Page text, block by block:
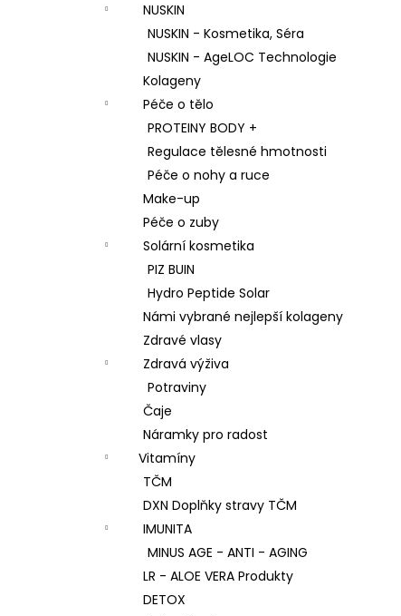
NUSKIN
NUSKIN - Kosmetika, Séra
NUSKIN - AgeLOC Technologie
Kolageny
Péče o tělo
PROTEINY BODY +
Regulace tělesné hmotnosti
Péče o nohy a ruce
Make-up
Péče o zuby
Solární kosmetika
PIZ BUIN
Hydro Peptide Solar
Námi vybrané nejlepší kolageny
Zdravé vlasy
Zdravá výživa
Potraviny
Čaje
Náramky pro radost
Vitamíny
TČM
DXN Doplňky stravy TČM
IMUNITA
MINUS AGE - ANTI - AGING
LR - ALOE VERA Produkty
DETOX